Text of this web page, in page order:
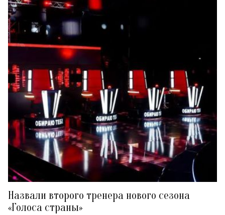
Назвали второго тренера нового сезона
«Голоса страны»